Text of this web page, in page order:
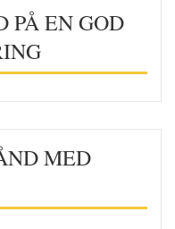
PÅ EN GOD
MED